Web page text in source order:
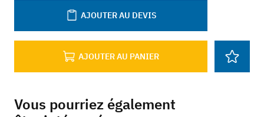
AJOUTER AU PANIER
AJOUTER AU DEVIS
Vous pourriez également